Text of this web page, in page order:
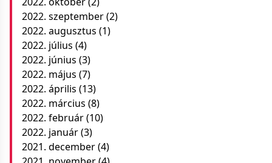
2022. szeptember(2)
2022. augusztus (1)
2022. július (4)
2022. június (3)
2022. május (7)
2022. április (13)
2022. március (8)
2022. február(10)
2022. január(3)
2021. december(4)